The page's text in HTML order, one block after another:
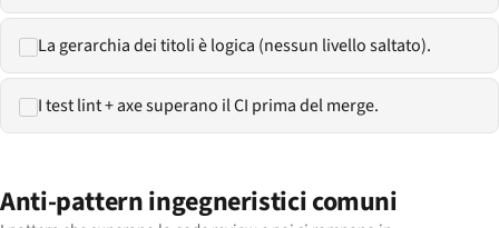
La gerarchia dei titoli è logica (nessun livello saltato).
I test lint + axe superano il CI prima del merge.
Anti-pattern ingegneristici comuni